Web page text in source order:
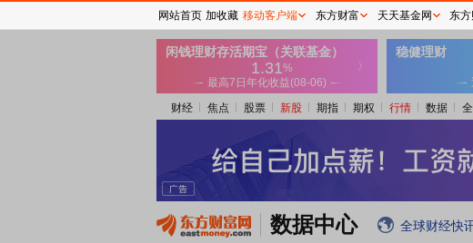
财经 焦点 股票 新股 期指 期权 行情 数据
数据中心 全球财经快
网站首页 加收藏 移动客户端 东方财富 天天基金网 东